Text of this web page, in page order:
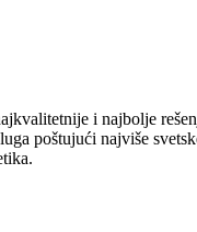
i najbolje
poštujući najviše